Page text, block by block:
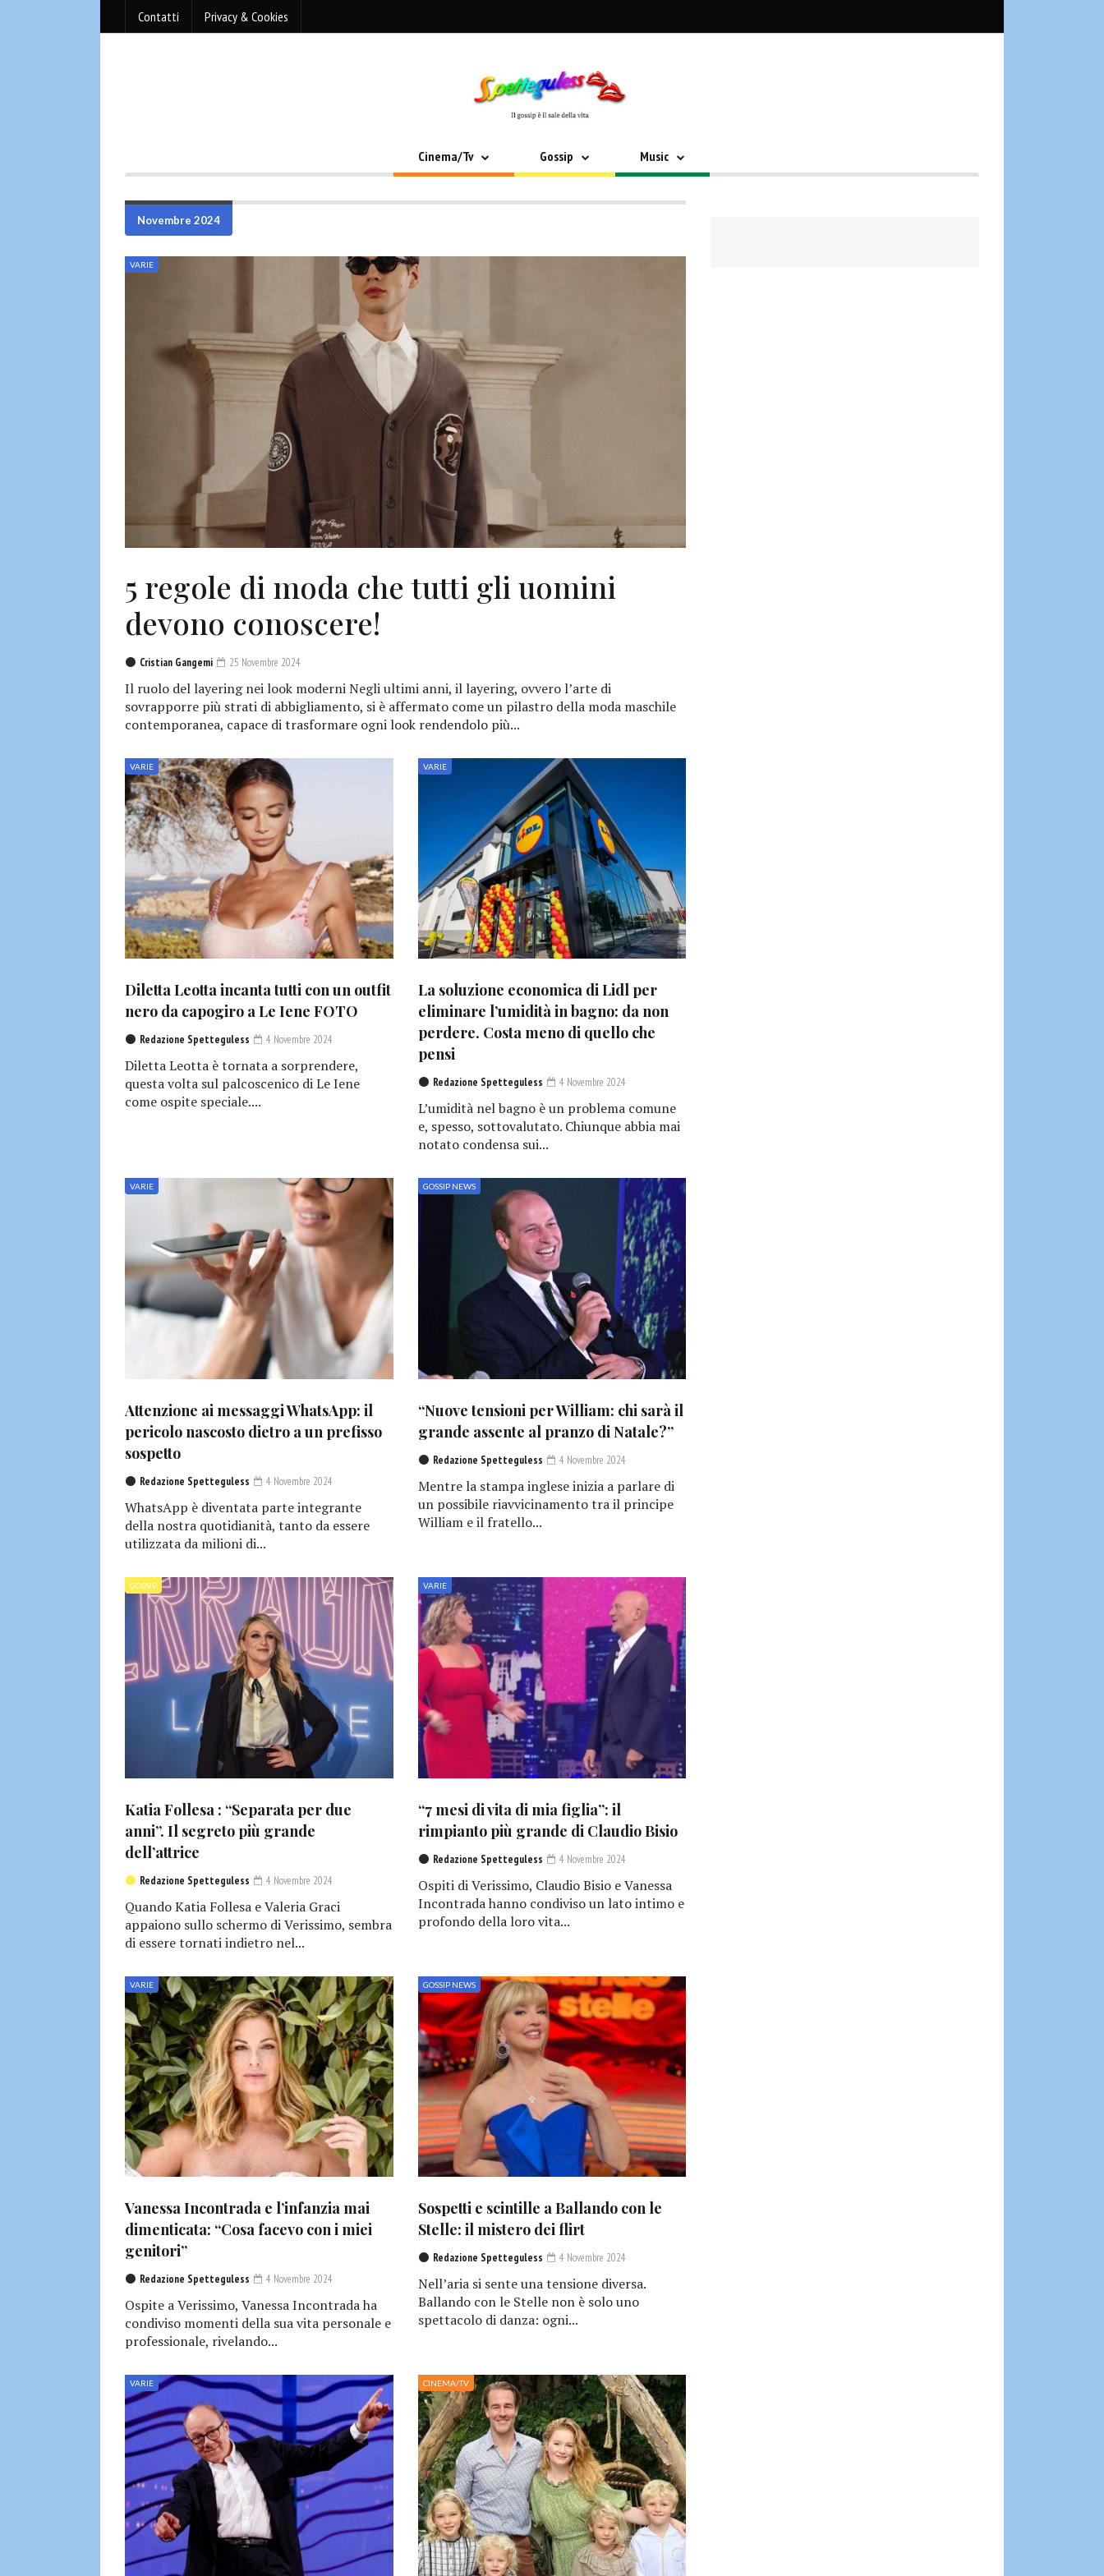
Contatti Privacy & Cookies
Cinema/Tv Gossip Music
Novembre 2024
VARIE
5 regole di moda che tutti gli uomini
devono conoscere!
Cristian Gangemi 25 Novembre 2024
Il ruolo del layering nei look moderni Negli ultimi anni, il layering, ovvero l’arte di
sovrapporre più strati di abbigliamento, si è affermato come un pilastro della moda maschile
contemporanea, capace di trasformare ogni look rendendolo più...
VARIE
Diletta Leotta incanta tutti con un outfit
nero da capogiro a Le Iene FOTO
Redazione Spetteguless 4 Novembre 2024
Diletta Leotta è tornata a sorprendere,
questa volta sul palcoscenico di Le Iene
come ospite speciale....
VARIE
La soluzione economica di Lidl per
eliminare l’umidità in bagno: da non
perdere. Costa meno di quello che
pensi
Redazione Spetteguless 4 Novembre 2024
L’umidità nel bagno è un problema comune
e, spesso, sottovalutato. Chiunque abbia mai
notato condensa sui...
VARIE
Attenzione ai messaggi WhatsApp: il
pericolo nascosto dietro a un prefisso
sospetto
Redazione Spetteguless 4 Novembre 2024
WhatsApp è diventata parte integrante
della nostra quotidianità, tanto da essere
utilizzata da milioni di...
GOSSIP NEWS
“Nuove tensioni per William: chi sarà il
grande assente al pranzo di Natale?”
Redazione Spetteguless 4 Novembre 2024
Mentre la stampa inglese inizia a parlare di
un possibile riavvicinamento tra il principe
William e il fratello...
GOSSIP
Katia Follesa : “Separata per due
anni”. Il segreto più grande
dell’attrice
Redazione Spetteguless 4 Novembre 2024
Quando Katia Follesa e Valeria Graci
appaiono sullo schermo di Verissimo, sembra
di essere tornati indietro nel...
VARIE
“7 mesi di vita di mia figlia”: il
rimpianto più grande di Claudio Bisio
Redazione Spetteguless 4 Novembre 2024
Ospiti di Verissimo, Claudio Bisio e Vanessa
Incontrada hanno condiviso un lato intimo e
profondo della loro vita...
VARIE
Vanessa Incontrada e l’infanzia mai
dimenticata: “Cosa facevo con i miei
genitori”
Redazione Spetteguless 4 Novembre 2024
Ospite a Verissimo, Vanessa Incontrada ha
condiviso momenti della sua vita personale e
professionale, rivelando...
GOSSIP NEWS
Sospetti e scintille a Ballando con le
Stelle: il mistero dei flirt
Redazione Spetteguless 4 Novembre 2024
Nell’aria si sente una tensione diversa.
Ballando con le Stelle non è solo uno
spettacolo di danza: ogni...
VARIE CINEMA/TV